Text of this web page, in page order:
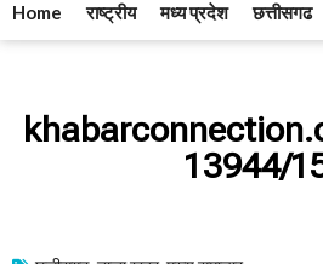
Home राष्ट्रीय मध्य प्रदेश छत्तीसगढ
13944/